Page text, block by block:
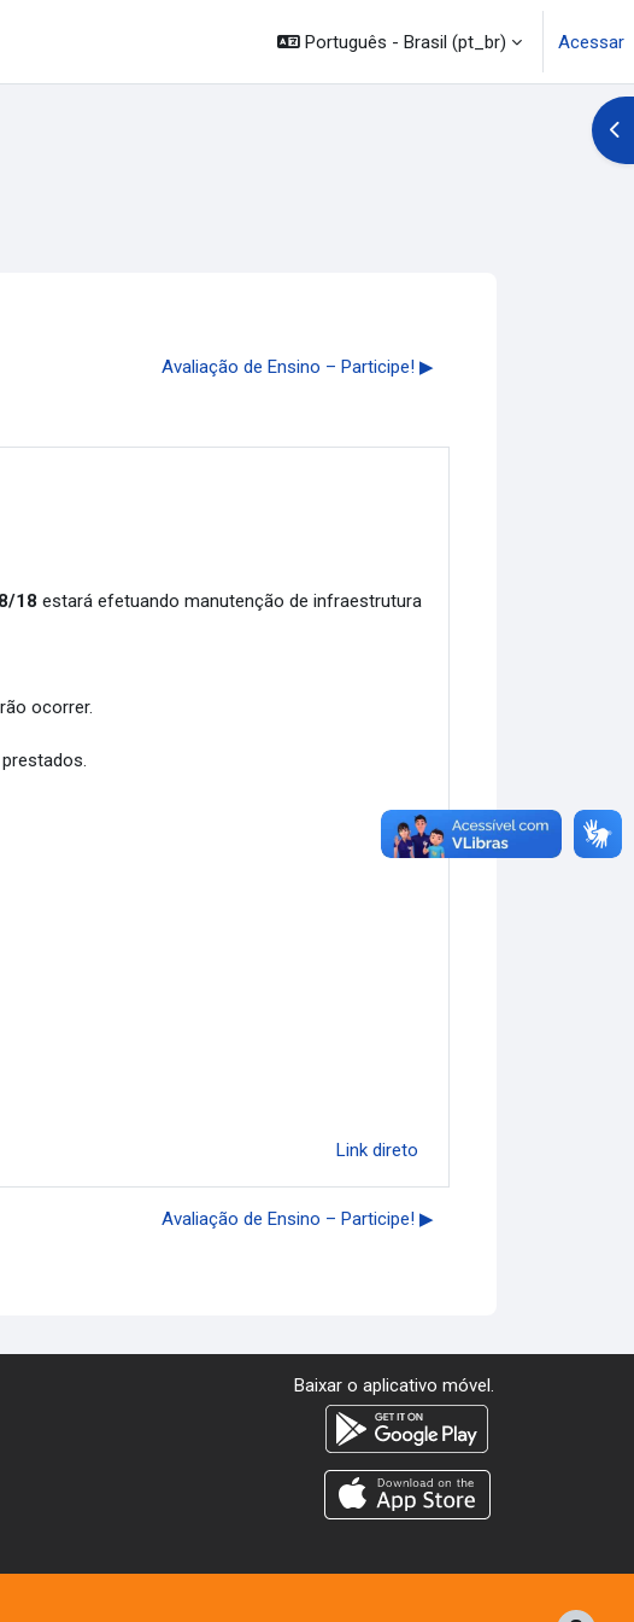
Português - Brasil ‎(pt_br)‎ Acessar
Avaliação de Ensino – Participe! ▶︎
18 estará efetuando manutenção de infraestrutura
ocorrer.
Link direto
Avaliação de Ensino – Participe! ▶︎
Baixar o aplicativo móvel.